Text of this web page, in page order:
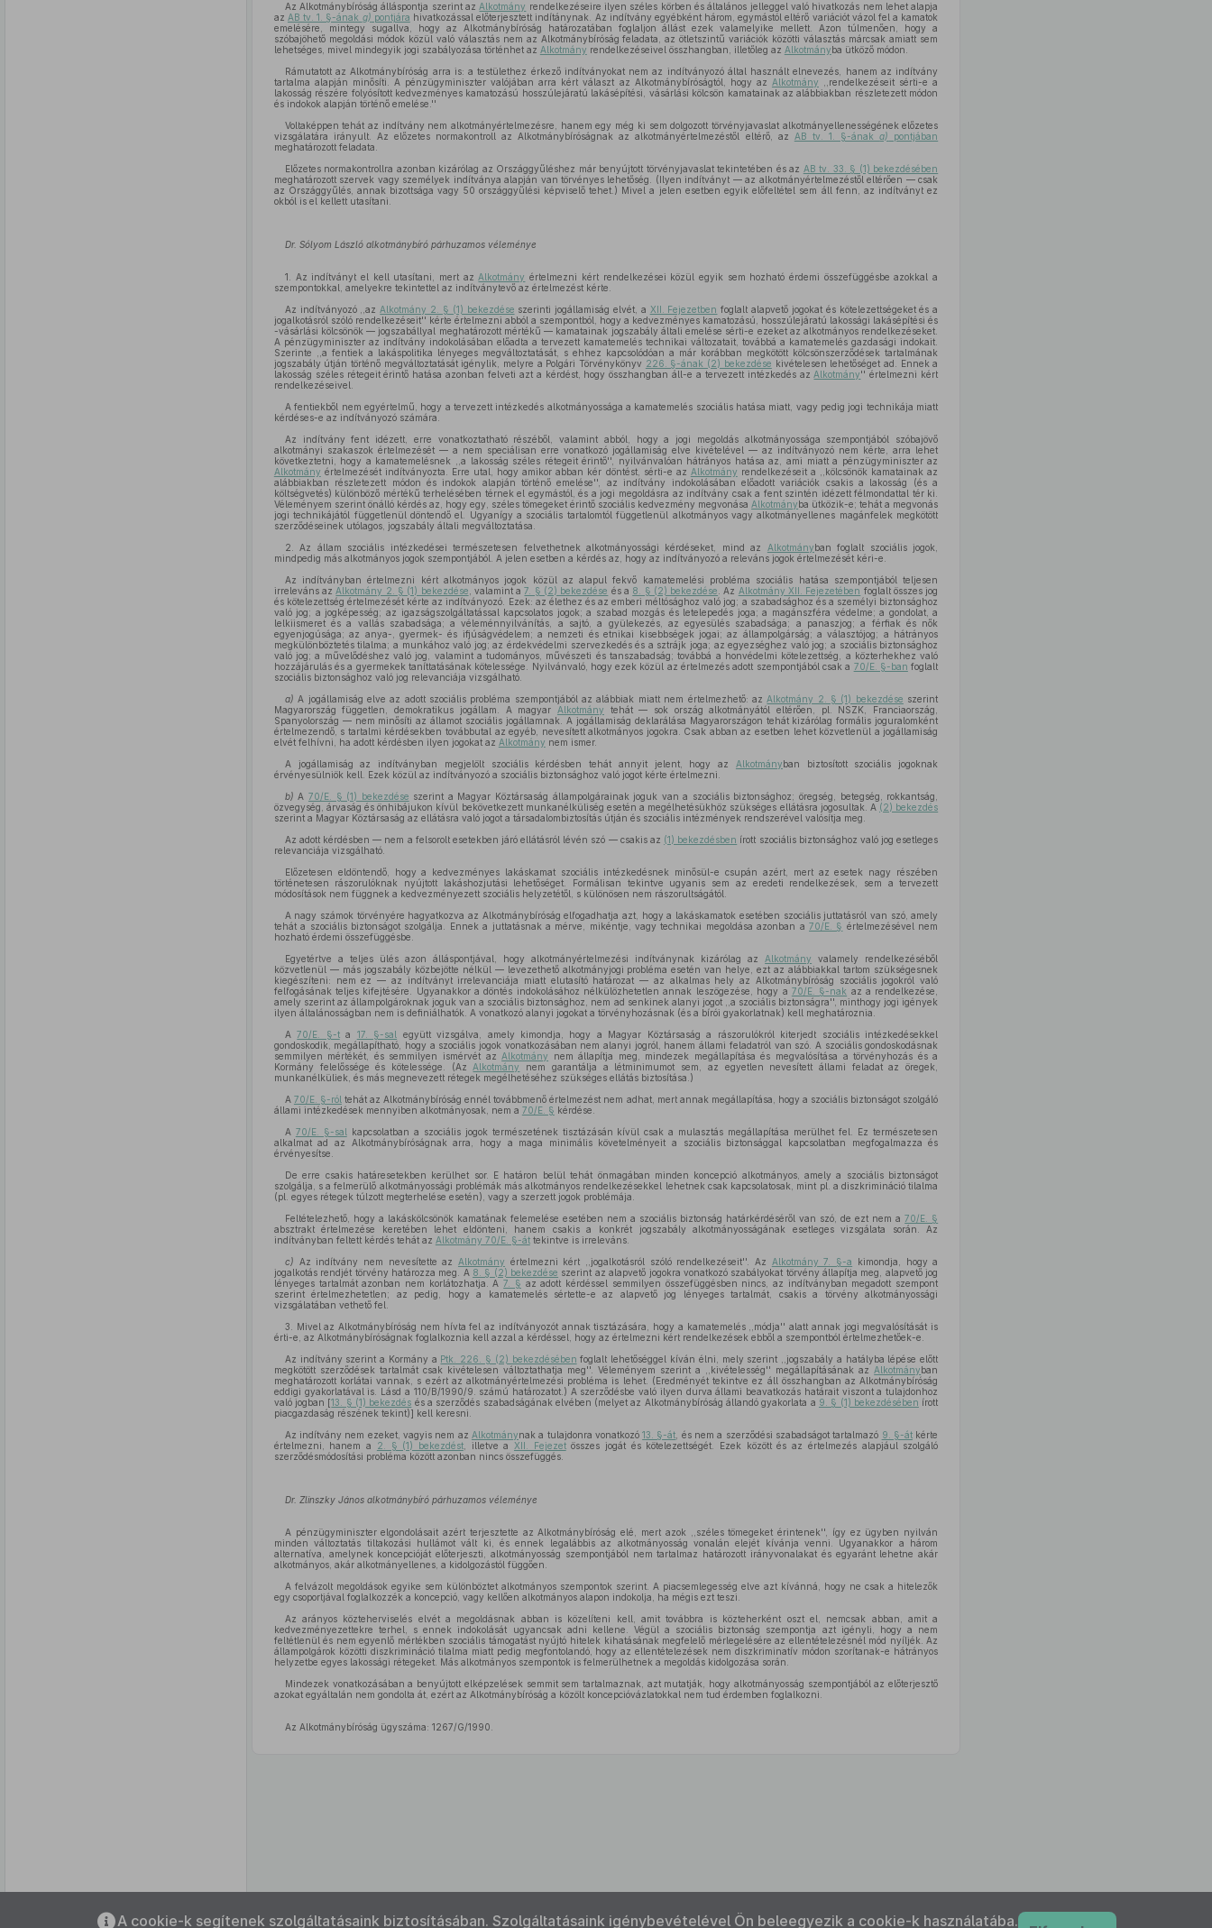
Az oldalmenübe visszatéréshez
ALT + S billentyűket.
Az Alkotmánybíróság álláspontja szerint az Alkotmány rendelkezéseire ilyen széles körben és általános jelleggel való hivatkozás nem lehet alapja
az AB tv. 1. §-ának g) pontjára hivatkozással előterjesztett indítánynak. Az indítvány egyébként három, egymástól eltérő variációt vázol fel a kamatok
emelésére, mintegy sugallva, hogy az Alkotmánybíróság határozatában foglaljon állást ezek valamelyike mellett. Azon túlmenően, hogy a
szóbajöhető megoldási módok közül való választás nem az Alkotmánybíróság feladata, az ötletszintű variációk közötti választás márcsak amiatt sem
lehetséges, mivel mindegyik jogi szabályozása történhet az Alkotmány rendelkezéseivel összhangban, illetőleg az Alkotmányba ütköző módon.
Rámutatott az Alkotmánybíróság arra is: a testülethez érkező indítványokat nem az indítványozó által használt elnevezés, hanem az indítvány
tartalma alapján minősíti. A pénzügyminiszter valójában arra kért választ az Alkotmánybíróságtól, hogy az Alkotmány ,,rendelkezéseit sérti-e a
lakosság részére folyósított kedvezményes kamatozású hosszúlejáratú lakásépítési, vásárlási kölcsön kamatainak az alábbiakban részletezett módon
és indokok alapján történő emelése.''
Voltaképpen tehát az indítvány nem alkotmányértelmezésre, hanem egy még ki sem dolgozott törvényjavaslat alkotmányellenességének előzetes
vizsgálatára irányult. Az előzetes normakontroll az Alkotmánybíróságnak az alkotmányértelmezéstől eltérő, az
AB tv. 1. §-ánaka) pontjában
meghatározott feladata.
Előzetes normakontrollra azonban kizárólag az Országgyűléshez már benyújtott törvényjavaslat tekintetében és az AB tv. 33. § (1) bekezdésében
meghatározott szervek vagy személyek indítványa alapján van törvényes lehetőség. (Ilyen indítványt — az alkotmányértelmezéstől eltérően — csak
az Országgyűlés, annak bizottsága vagy 50 országgyűlési képviselő tehet.) Mivel a jelen esetben egyik előfeltétel sem áll fenn, az indítványt ez
okból is el kellett utasítani.
Dr. Sólyom László alkotmánybíró párhuzamos véleménye
1. Az indítványt el kell utasítani, mert az Alkotmány értelmezni kért rendelkezései közül egyik sem hozható érdemi összefüggésbe azokkal a
szempontokkal, amelyekre tekintettel az indítványtevő az értelmezést kérte.
Az indítványozó ,,az Alkotmány 2. § (1) bekezdése szerinti jogállamiság elvét, a XII. Fejezetben foglalt alapvető jogokat és kötelezettségeket és a
jogalkotásról szóló rendelkezéseit'' kérte értelmezni abból a szempontból, hogy a kedvezményes kamatozású, hosszúlejáratú lakossági lakásépítési és
-vásárlási kölcsönök — jogszabállyal meghatározott mértékű — kamatainak jogszabály általi emelése sérti-e ezeket az alkotmányos rendelkezéseket.
A pénzügyminiszter az indítvány indokolásában előadta a tervezett kamatemelés technikai változatait, továbbá a kamatemelés gazdasági indokait.
Szerinte ,,a fentiek a lakáspolitika lényeges megváltoztatását, s ehhez kapcsolódóan a már korábban megkötött kölcsönszerződések tartalmának
jogszabály útján történő megváltoztatását igénylik, melyre a Polgári Törvénykönyv 226. §-ának (2) bekezdése kivételesen lehetőséget ad. Ennek a
lakosság széles rétegeit érintő hatása azonban felveti azt a kérdést, hogy összhangban áll-e a tervezett intézkedés az Alkotmány'' értelmezni kért
rendelkezéseivel.
A fentiekből nem egyértelmű, hogy a tervezett intézkedés alkotmányossága a kamatemelés szociális hatása miatt, vagy pedig jogi technikája miatt
kérdéses-e az indítványozó számára.
Az indítvány fent idézett, erre vonatkoztatható részéből, valamint abból, hogy a jogi megoldás alkotmányossága szempontjából szóbajövő
alkotmányi szakaszok értelmezését — a nem speciálisan erre vonatkozó jogállamiság elve kivételével — az indítványozó nem kérte, arra lehet
következtetni, hogy a kamatemelésnek ,,a lakosság széles rétegeit érintő'', nyilvánvalóan hátrányos hatása az, ami miatt a pénzügyminiszter az
Alkotmány értelmezését indítványozta. Erre utal, hogy amikor abban kér döntést, sérti-e az Alkotmány rendelkezéseit a ,,kölcsönök kamatainak az
alábbiakban részletezett módon és indokok alapján történő emelése'', az indítvány indokolásában előadott variációk csakis a lakosság (és a
költségvetés) különböző mértékű terhelésében térnek el egymástól, és a jogi megoldásra az indítvány csak a fent szintén idézett félmondattal tér ki.
Véleményem szerint önálló kérdés az, hogy egy, széles tömegeket érintő szociális kedvezmény megvonása Alkotmányba ütközik-e; tehát a megvonás
jogi technikájától függetlenül döntendő el. Ugyanígy a szociális tartalomtól függetlenül alkotmányos vagy alkotmányellenes magánfelek megkötött
szerződéseinek utólagos, jogszabály általi megváltoztatása.
2. Az állam szociális intézkedései természetesen felvethetnek alkotmányossági kérdéseket, mind az Alkotmányban foglalt szociális jogok,
mindpedig más alkotmányos jogok szempontjából. A jelen esetben a kérdés az, hogy az indítványozó a releváns jogok értelmezését kéri-e.
Az indítványban értelmezni kért alkotmányos jogok közül az alapul fekvő kamatemelési probléma szociális hatása szempontjából teljesen
irreleváns az Alkotmány 2. § (1) bekezdése , valamint a7. § (2) bekezdése és a 8. § (2) bekezdése . Az Alkotmány XII. Fejezetében foglalt összes jog
és kötelezettség értelmezését kérte az indítványozó. Ezek: az élethez és az emberi méltósághoz való jog; a szabadsághoz és a személyi biztonsághoz
való jog; a jogképesség; az igazságszolgáltatással kapcsolatos jogok; a szabad mozgás és letelepedés joga; a magánszféra védelme; a gondolat, a
lelkiismeret és a vallás szabadsága; a véleménnyilvánítás, a sajtó, a gyülekezés, az egyesülés szabadsága; a panaszjog; a férfiak és nők
egyenjogúsága; az anya-, gyermek- és ifjúságvédelem; a nemzeti és etnikai kisebbségek jogai; az állampolgárság; a választójog; a hátrányos
megkülönböztetés tilalma; a munkához való jog; az érdekvédelmi szervezkedés és a sztrájk joga; az egyezséghez való jog; a szociális biztonsághoz
való jog; a művelődéshez való jog, valamint a tudományos, művészeti és tanszabadság; továbbá a honvédelmi kötelezettség, a közterhekhez való
hozzájárulás és a gyermekek taníttatásának kötelessége. Nyilvánvaló, hogy ezek közül az értelmezés adott szempontjából csak a 70/E. §-ban foglalt
szociális biztonsághoz való jog relevanciája vizsgálható.
a)A jogállamiság elve az adott szociális probléma szempontjából az alábbiak miatt nem értelmezhető: az Alkotmány 2. § (1) bekezdése szerint
Magyarország független, demokratikus jogállam. A magyar Alkotmány tehát — sok ország alkotmányától eltérően, pl. NSZK, Franciaország,
Spanyolország — nem minősíti az államot szociális jogállamnak. A jogállamiság deklarálása Magyarországon tehát kizárólag formális joguralomként
értelmezendő, s tartalmi kérdésekben továbbutal az egyéb, nevesített alkotmányos jogokra. Csak abban az esetben lehet közvetlenül a jogállamiság
elvét felhívni, ha adott kérdésben ilyen jogokat az Alkotmány nem ismer.
A jogállamiság az indítványban megjelölt szociális kérdésben tehát annyit jelent, hogy az Alkotmányban biztosított szociális jogoknak
érvényesülniök kell. Ezek közül az indítványozó a szociális biztonsághoz való jogot kérte értelmezni.
b)A 70/E. § (1) bekezdése szerint a Magyar Köztársaság állampolgárainak joguk van a szociális biztonsághoz; öregség, betegség, rokkantság,
özvegység, árvaság és önhibájukon kívül bekövetkezett munkanélküliség esetén a megélhetésükhöz szükséges ellátásra jogosultak. A (2) bekezdés
szerint a Magyar Köztársaság az ellátásra való jogot a társadalombiztosítás útján és szociális intézmények rendszerével valósítja meg.
Az adott kérdésben — nem a felsorolt esetekben járó ellátásról lévén szó — csakis az (1) bekezdésben írott szociális biztonsághoz való jog esetleges
relevanciája vizsgálható.
Előzetesen eldöntendő, hogy a kedvezményes lakáskamat szociális intézkedésnek minősül-e csupán azért, mert az esetek nagy részében
történetesen rászorulóknak nyújtott lakáshozjutási lehetőséget. Formálisan tekintve ugyanis sem az eredeti rendelkezések, sem a tervezett
módosítások nem függnek a kedvezményezett szociális helyzetétől, s különösen nem rászorultságától.
A nagy számok törvényére hagyatkozva az Alkotmánybíróság elfogadhatja azt, hogy a lakáskamatok esetében szociális juttatásról van szó, amely
tehát a szociális biztonságot szolgálja. Ennek a juttatásnak a mérve, mikéntje, vagy technikai megoldása azonban a70/E. § értelmezésével nem
hozható érdemi összefüggésbe.
Egyetértve a teljes ülés azon álláspontjával, hogy alkotmányértelmezési indítványnak kizárólag az Alkotmány valamely rendelkezéséből
közvetlenül — más jogszabály közbejötte nélkül — levezethető alkotmányjogi probléma esetén van helye, ezt az alábbiakkal tartom szükségesnek
kiegészíteni: nem ez — az indítványt irrelevanciája miatt elutasító határozat — az alkalmas hely az Alkotmánybíróság szociális jogokról való
felfogásának teljes kifejtésére. Ugyanakkor a döntés indokolásához nélkülözhetetlen annak leszögezése, hogy a 70/E. §-nak az a rendelkezése,
amely szerint az állampolgároknak joguk van a szociális biztonsághoz, nem ad senkinek alanyi jogot ,,a szociális biztonságra'', minthogy jogi igények
ilyen általánosságban nem is definiálhatók. A vonatkozó alanyi jogokat a törvényhozásnak (és a bírói gyakorlatnak) kell meghatároznia.
A70/E. §-ta 17. §-sal együtt vizsgálva, amely kimondja, hogy a Magyar Köztársaság a rászorulókról kiterjedt szociális intézkedésekkel
gondoskodik, megállapítható, hogy a szociális jogok vonatkozásában nem alanyi jogról, hanem állami feladatról van szó. A szociális gondoskodásnak
semmilyen mértékét, és semmilyen ismérvét az Alkotmány nem állapítja meg, mindezek megállapítása és megvalósítása a törvényhozás és a
Kormány felelőssége és kötelessége. (Az Alkotmány
nem garantálja a létminimumot sem, az egyetlen nevesített állami feladat az öregek,
munkanélküliek, és más megnevezett rétegek megélhetéséhez szükséges ellátás biztosítása.)
A 70/E. §-ról tehát az Alkotmánybíróság ennél továbbmenő értelmezést nem adhat, mert annak megállapítása, hogy a szociális biztonságot szolgáló
állami intézkedések mennyiben alkotmányosak, nem a 70/E. § kérdése.
A 70/E. §-sal kapcsolatban a szociális jogok természetének tisztázásán kívül csak a mulasztás megállapítása merülhet fel. Ez természetesen
alkalmat ad az Alkotmánybíróságnak arra, hogy a maga minimális követelményeit a szociális biztonsággal kapcsolatban megfogalmazza és
érvényesítse.
De erre csakis határesetekben kerülhet sor. E határon belül tehát önmagában minden koncepció alkotmányos, amely a szociális biztonságot
szolgálja, s a felmerülő alkotmányossági problémák más alkotmányos rendelkezésekkel lehetnek csak kapcsolatosak, mint pl. a diszkrimináció tilalma
(pl. egyes rétegek túlzott megterhelése esetén), vagy a szerzett jogok problémája.
Feltételezhető, hogy a lakáskölcsönök kamatának felemelése esetében nem a szociális biztonság határkérdéséről van szó, de ezt nem a70/E. §
absztrakt értelmezése keretében lehet eldönteni, hanem csakis a konkrét jogszabály alkotmányosságának esetleges vizsgálata során. Az
indítványban feltett kérdés tehát az Alkotmány 70/E. §-áttekintve is irreleváns.
c) Az indítvány nem nevesítette az Alkotmány értelmezni kért ,,jogalkotásról szóló rendelkezéseit''. Az Alkotmány 7. §-a kimondja, hogy a
jogalkotás rendjét törvény határozza meg. A 8. § (2) bekezdése szerint az alapvető jogokra vonatkozó szabályokat törvény állapítja meg, alapvető jog
lényeges tartalmát azonban nem korlátozhatja. A7. § az adott kérdéssel semmilyen összefüggésben nincs, az indítványban megadott szempont
szerint értelmezhetetlen; az pedig, hogy a kamatemelés sértette-e az alapvető jog lényeges tartalmát, csakis a törvény alkotmányossági
vizsgálatában vethető fel.
3. Mivel az Alkotmánybíróság nem hívta fel az indítványozót annak tisztázására, hogy a kamatemelés ,,módja'' alatt annak jogi megvalósítását is
érti-e, az Alkotmánybíróságnak foglalkoznia kell azzal a kérdéssel, hogy az értelmezni kért rendelkezések ebből a szempontból értelmezhetőek-e.
Az indítvány szerint a Kormány a Ptk. 226. § (2) bekezdésében foglalt lehetőséggel kíván élni, mely szerint ,,jogszabály a hatályba lépése előtt
megkötött szerződések tartalmát csak kivételesen változtathatja meg''. Véleményem szerint a ,,kivételesség'' megállapításának az Alkotmányban
meghatározott korlátai vannak, s ezért az alkotmányértelmezési probléma is lehet. (Eredményét tekintve ez áll összhangban az Alkotmánybíróság
eddigi gyakorlatával is. Lásd a 110/B/1990/9. számú határozatot.) A szerződésbe való ilyen durva állami beavatkozás határait viszont a tulajdonhoz
való jogban [13. § (1) bekezdés és a szerződés szabadságának elvében (melyet az Alkotmánybíróság állandó gyakorlata a 9. § (1) bekezdésében írott
piacgazdaság részének tekint)] kell keresni.
Az indítvány nem ezeket, vagyis nem az Alkotmánynak a tulajdonra vonatkozó13. §-át , és nem a szerződési szabadságot tartalmazó 9. §-átkérte
értelmezni, hanem a 2. § (1) bekezdést, illetve a XII. Fejezetösszes jogát és kötelezettségét. Ezek között és az értelmezés alapjául szolgáló
szerződésmódosítási probléma között azonban nincs összefüggés.
Dr. Zlinszky János alkotmánybíró párhuzamos véleménye
A pénzügyminiszter elgondolásait azért terjesztette az Alkotmánybíróság elé, mert azok ,,széles tömegeket érintenek'', így ez ügyben nyilván
minden változtatás tiltakozási hullámot vált ki, és ennek legalábbis az alkotmányosság vonalán elejét kívánja venni. Ugyanakkor a három
alternatíva, amelynek koncepcióját előterjeszti, alkotmányosság szempontjából nem tartalmaz határozott irányvonalakat és egyaránt lehetne akár
alkotmányos, akár alkotmányellenes, a kidolgozástól függően.
A felvázolt megoldások egyike sem különböztet alkotmányos szempontok szerint. A piacsemlegesség elve azt kívánná, hogy ne csak a hitelezők
egy csoportjával foglalkozzék a koncepció, vagy kellően alkotmányos alapon indokolja, ha mégis ezt teszi.
Az arányos közteherviselés elvét a megoldásnak abban is közelíteni kell, amit továbbra is közteherként oszt el, nemcsak abban, amit a
kedvezményezettekre terhel, s ennek indokolását ugyancsak adni kellene. Végül a szociális biztonság szempontja azt igényli, hogy a nem
feltétlenül és nem egyenlő mértékben szociális támogatást nyújtó hitelek kihatásának megfelelő mérlegelésére az ellentételezésnél mód nyíljék. Az
állampolgárok közötti diszkrimináció tilalma miatt pedig megfontolandó, hogy az ellentételezések nem diszkriminatív módon szorítanak-e hátrányos
helyzetbe egyes lakossági rétegeket. Más alkotmányos szempontok is felmerülhetnek a megoldás kidolgozása során.
Mindezek vonatkozásában a benyújtott elképzelések semmit sem tartalmaznak, azt mutatják, hogy alkotmányosság szempontjából az előterjesztő
azokat egyáltalán nem gondolta át, ezért az Alkotmánybíróság a közölt koncepcióvázlatokkal nem tud érdemben foglalkozni.
Az Alkotmánybíróság ügyszáma: 1267/G/1990.
A cookie-k segítenek szolgáltatásaink biztosításában. Szolgáltatásaink igénybevételével Ön beleegyezik a cookie-k használatába.